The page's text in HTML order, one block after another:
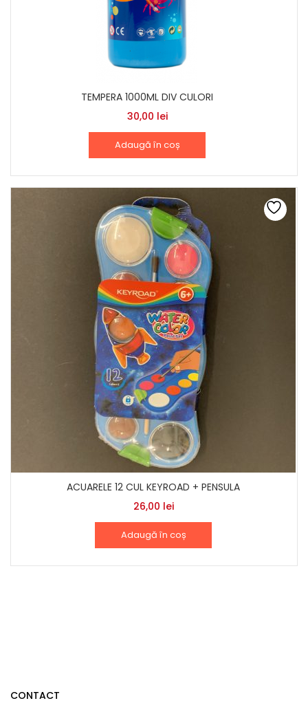
TEMPERA 1000ML DIV CULORI
30,00 lei
Adaugă în coș
ACUARELE 12 CUL KEYROAD + PENSULA
26,00 lei
Adaugă în coș
CONTACT